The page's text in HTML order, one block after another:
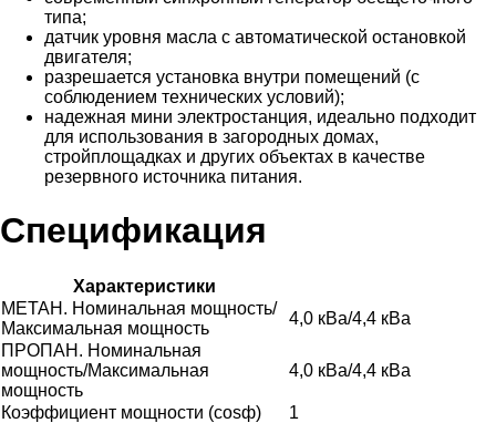
типа;
датчик уровня масла с автоматической остановкой
двигателя;
разрешается установка внутри помещений (с
соблюдением технических условий);
надежная мини электростанция, идеально подходит
для использования в загородных домах,
стройплощадках и других объектах в качестве
резервного источника питания.
Спецификация
Характеристики
МЕТАН. Номинальная мощность/
Максимальная мощность
4,0 кВа/4,4 кВа
ПРОПАН. Номинальная
мощность/Максимальная
мощность
4,0 кВа/4,4 кВа
Коэффициент мощности (cosф)
1